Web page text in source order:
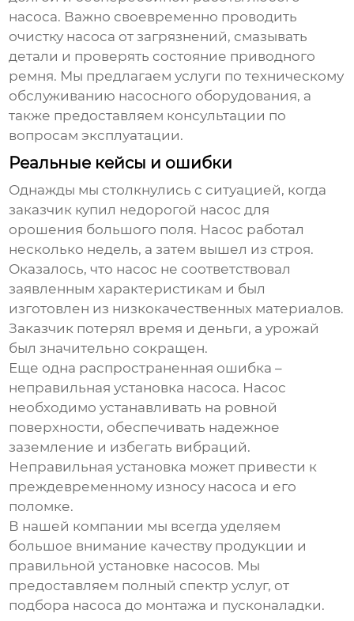
насоса. Важно своевременно проводить
очистку насоса от загрязнений, смазывать
детали и проверять состояние приводного
ремня. Мы предлагаем услуги по техническому
обслуживанию насосного оборудования, а
также предоставляем консультации по
вопросам эксплуатации.
Реальные кейсы и ошибки
Однажды мы столкнулись с ситуацией, когда
заказчик купил недорогой насос для
орошения большого поля. Насос работал
несколько недель, а затем вышел из строя.
Оказалось, что насос не соответствовал
заявленным характеристикам и был
изготовлен из низкокачественных материалов.
Заказчик потерял время и деньги, а урожай
был значительно сокращен.
Еще одна распространенная ошибка –
неправильная установка насоса. Насос
необходимо устанавливать на ровной
поверхности, обеспечивать надежное
заземление и избегать вибраций.
Неправильная установка может привести к
преждевременному износу насоса и его
поломке.
В нашей компании мы всегда уделяем
большое внимание качеству продукции и
правильной установке насосов. Мы
предоставляем полный спектр услуг, от
подбора насоса до монтажа и пусконаладки.